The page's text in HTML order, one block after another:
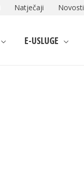
Natječaji Novosti
E-USLUGE